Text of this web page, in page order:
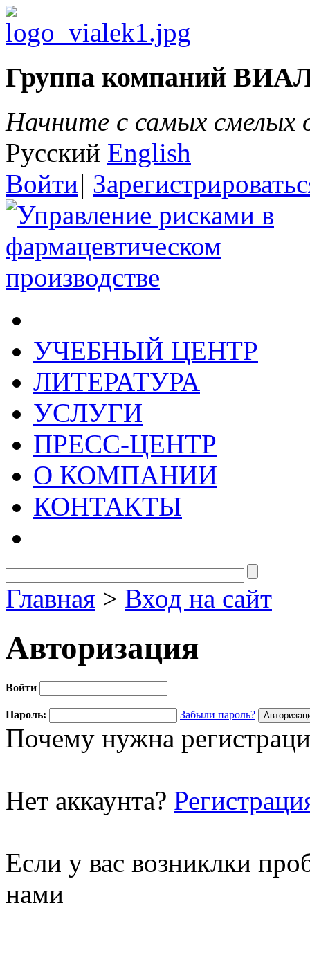
Группа компаний
Начните с самых
Русский English
Войти|
УЧЕБНЫЙ ЦЕНТР
ЛИТЕРАТУРА
УСЛУГИ
ПРЕСС-ЦЕНТР
О КОМПАНИИ
КОНТАКТЫ
Главная > Вход на сайт
Авторизация
Войти
Пароль: Забыли пароль?
Почему нужна
Нет аккаунта?
Если у вас возниклки
нами